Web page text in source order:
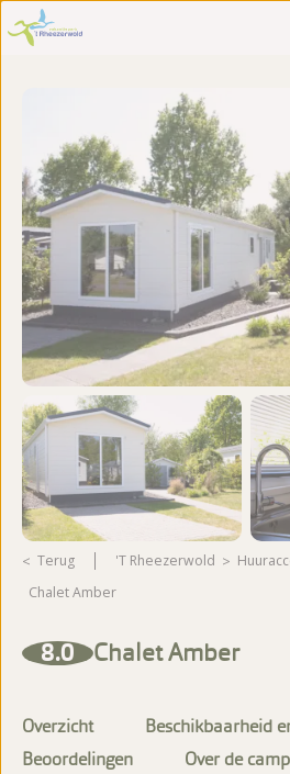
Terug 't Rheezerwold
Chalet Amber
8.0 Chalet Amber
Overzicht
Beschikbaarheid
Beoordelingen
Over de